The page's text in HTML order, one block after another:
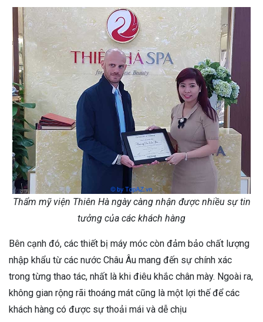
Thẩm mỹ viện Thiên Hà ngày càng nhận được nhiều sự tin
tưởng của các khách hàng
Bên cạnh đó, các thiết bị máy móc còn đảm bảo chất lượng
nhập khẩu từ các nước Châu Âu mang đến sự chính xác
trong từng thao tác, nhất là khi điêu khắc chân mày. Ngoài ra,
không gian rộng rãi thoáng mát cũng là một lợi thế để các
khách hàng có được sự thoải mái và dễ chịu